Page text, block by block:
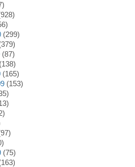
(299)
(87)
(138)
(165)
(153)
(75)